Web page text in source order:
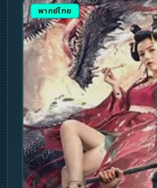
พากย์ไทย